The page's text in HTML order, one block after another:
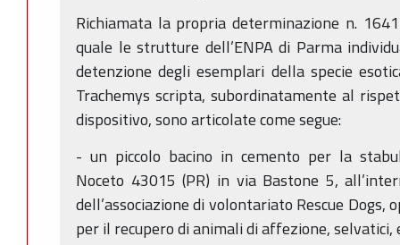
Richiamata la propria determinazione n.
quale le strutture dell’ENPA di Parma
detenzione degli esemplari della specie
Trachemys scripta, subordinatamente al
dispositivo, sono articolate come segue:
- un piccolo bacino in cemento per la
Noceto 43015 (PR) in via Bastone 5,
dell’associazione di volontariato Rescue
per il recupero di animali di affezione, selvatici,